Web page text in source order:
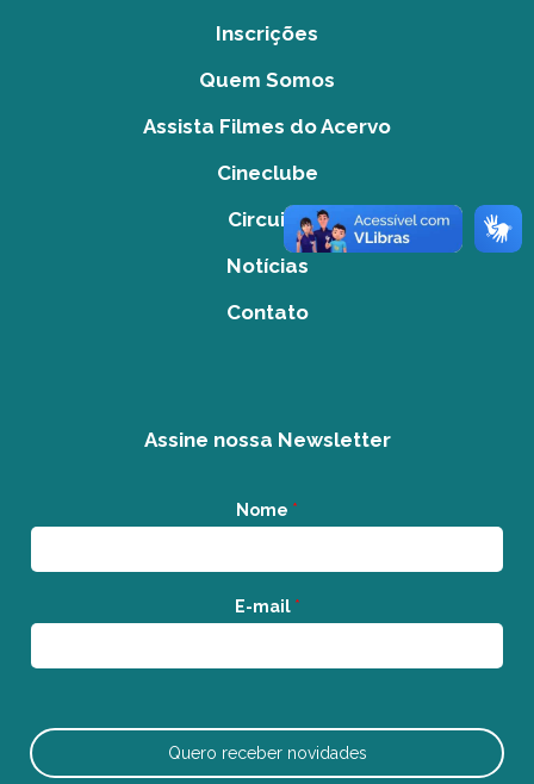
Inscrições
Quem Somos
Assista Filmes do Acervo
Cineclube
Circuito
Notícias
Contato
Assine nossa Newsletter
Nome *
E-mail *
Quero receber novidades